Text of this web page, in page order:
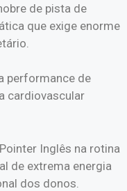
de pista de
que exige enorme
performance de
cardiovascular
Inglês na rotina
de extrema energia
dos donos.